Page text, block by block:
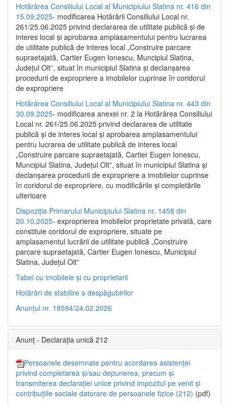
Hotărârea Consiliului Local al Municipiului Slatina nr. 416 din
15.09.2025- modificarea Hotărârii Consiliului Local nr.
261/25.06.2025 privind declararea de utilitate publică și de
interes local și aprobarea amplasamentului pentru lucrarea
de utilitate publică de interes local „Construire parcare
supraetajată, Cartier Eugen Ionescu, Muncipiul Slatina,
Județul Olt”, situat în municipiul Slatina și declanșarea
procedurii de expropriere a imobilelor cuprinse în coridorul
de expropriere
Hotărârea Consiliului Local al Municipiului Slatina nr. 443 din
30.09.2025- modificarea anexei nr. 2 la Hotărârea Consiliului
Local nr. 261/25.06.2025 privind declararea de utilitate
publică şi de interes local şi aprobarea amplasamentului
pentru lucrarea de utilitate publică de interes local
„Construire parcare supraetajată, Cartier Eugen Ionescu,
Muncipiul Slatina, Judeţul Olt”, situat în municipiul Slatina şi
declanşarea procedurii de expropriere a imobilelor cuprinse
în coridorul de expropriere, cu modificările şi completările
ulterioare
Dispoziția Primarului Municipiului Slatina nr. 1458 din
20.10.2025- exproprierea imobilelor proprietate privată, care
constituie coridorul de expropriere, situate pe
amplasamentul lucrării de utilitate publică „Construire
parcare supraetajată, Cartier Eugen Ionescu, Municipiul
Slatina, Județul Olt”
Tabel cu imobilele și cu proprietarii
Hotărâri de stabilire a despăgubirilor
Anunțul nr. 18594/24.02.2026
Anunț - Declarația unică 212
Persoanele desemnate pentru acordarea asistenței
privind completarea și/sau depunerea, precum și
transmiterea declarației unice privind impozitul pe venit și
contribuțiile sociale datorare de persoanele fizice (212) (pdf)